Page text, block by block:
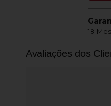
18
Avaliações dos